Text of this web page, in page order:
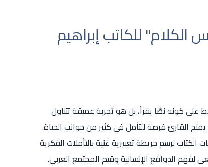
الكلام" للكاتب إبراهيم
كونه نصًّا يقرأ، بل هو تجربة عميقة تتناول
القارئ فرصة للتأمل في كثير من جوانب الحياة.
لرسم خريطة تعبيرية غنية بالتأملات الفكرية
الدوافع الإنسانية وقيم المجتمع العربي.